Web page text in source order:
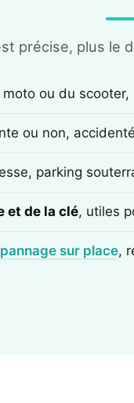
précise, plus le
ou du scooter,
ou non,
parking
et de la clé, utiles
sur place,